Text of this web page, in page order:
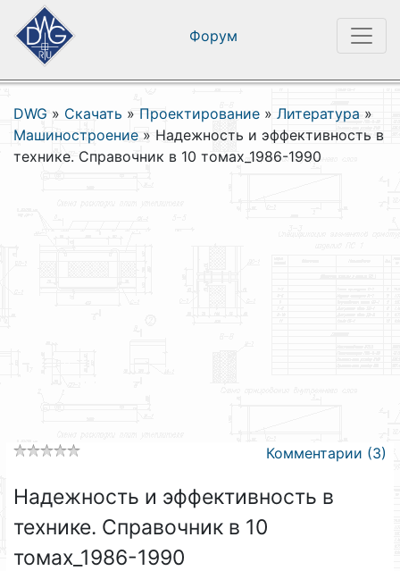
Форум
DWG » Скачать » Проектирование » Литература »
Машиностроение » Надежность и эффективность в
технике. Справочник в 10 томах_1986-1990
Комментарии (3)
Надежность и эффективность в
технике. Справочник в 10
томах_1986-1990